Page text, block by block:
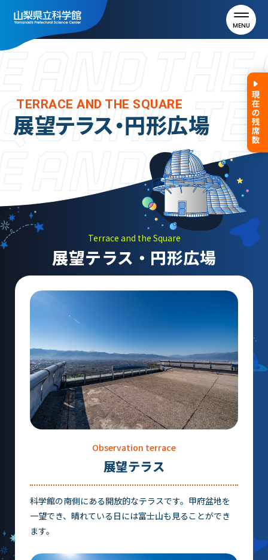
MENU
利用案内
アクセス
山梨県立科学館について
団体予約受付
2026年度の利用はこちら
施設案内
フロアガイド
天体観測室
展望テラス・円形広場
スペースシアター
実験工作室
ミュージアムショップ
TERRACE AND THE SQUARE
展望テラス・円形広場
Terrace and the Square
展望テラス・円形広場
Observation terrace
展望テラス
科学館の南側にある開放的なテラスです。甲府盆地を
一望でき、晴れている日には富士山も見ることができ
ます。